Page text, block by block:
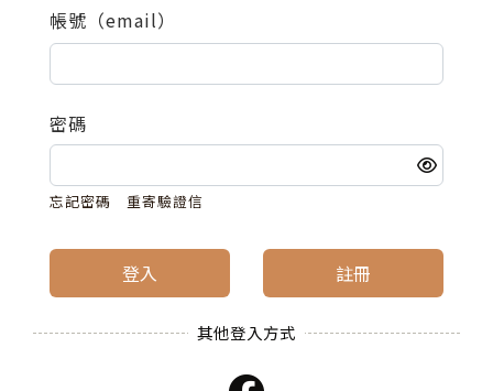
其他活動
帳號（email）
密碼
忘記密碼 重寄驗證信
登入 註冊